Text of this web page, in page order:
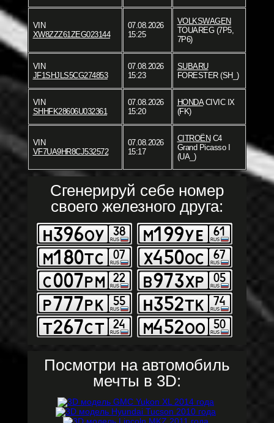
VIN
XW8ZZZ61ZEG023144
07.08.2026
15:25
VOLKSWAGEN
TOUAREG (7P5,
7P6)
VIN
JF1SHJLS5CG274853
07.08.2026
15:23
SUBARU
FORESTER (SH_)
VIN
SHHFK28606U032361
07.08.2026
15:20
HONDACIVIC IX
(FK)
VIN
VF7UA9HR8CJ532572
07.08.2026
15:17
CITROËN C4
Grand Picasso I
(UA_)
Сгенерируй себе номер
своего железного друга:
Посмотри на автомобиль
мечты в 3D: